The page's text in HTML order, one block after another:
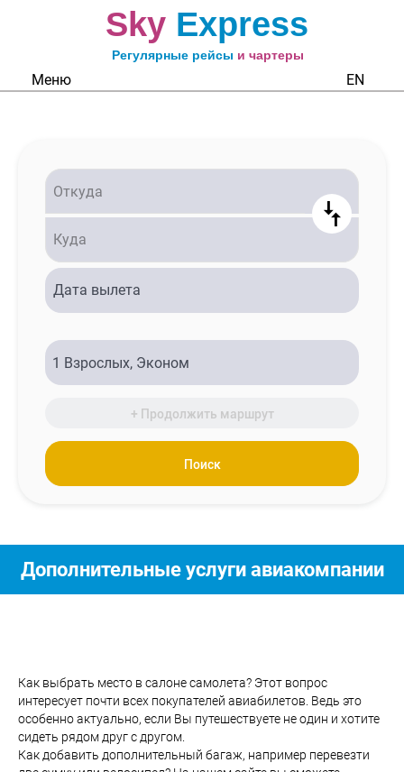
Меню EN
Sky Express
Регулярные рейсы и чартеры
+ Продолжить маршрут
Поиск
Дополнительные услуги авиакомпании
Как выбрать место в салоне самолета? Этот вопрос
интересует почти всех покупателей авиабилетов. Ведь это
особенно актуально, если Вы путешествуете не один и хотите
сидеть рядом друг с другом.
Как добавить дополнительный багаж, например перевезти